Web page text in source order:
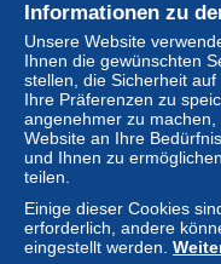
SEAFRANCE "
Status
Informationen zu
Unsere Website
Ihnen die gewünschten
stellen, die Sicherheit
Ihre Präferenzen zu
angenehmer zu
Website an Ihre
und Ihnen zu
teilen.
Einige dieser Cookies
erforderlich, andere
eingestellt werden.